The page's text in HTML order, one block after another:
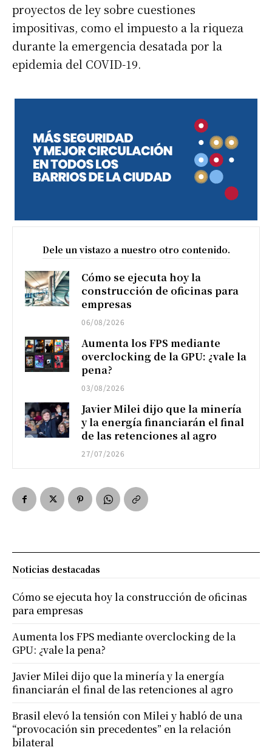
proyectos de ley sobre cuestiones
impositivas, como el impuesto a la riqueza
durante la emergencia desatada por la
epidemia del COVID-19.
Dele un vistazo a nuestro otro contenido.
Cómo se ejecuta hoy la
construcción de oficinas para
empresas
06/08/2026
Aumenta los FPS mediante
overclocking de la GPU: ¿vale la
pena?
03/08/2026
Javier Milei dijo que la minería
y la energía financiarán el final
de las retenciones al agro
27/07/2026
Noticias destacadas
Cómo se ejecuta hoy la construcción de oficinas
para empresas
Aumenta los FPS mediante overclocking de la
GPU: ¿vale la pena?
Javier Milei dijo que la minería y la energía
financiarán el final de las retenciones al agro
Brasil elevó la tensión con Milei y habló de una
“provocación sin precedentes” en la relación
bilateral